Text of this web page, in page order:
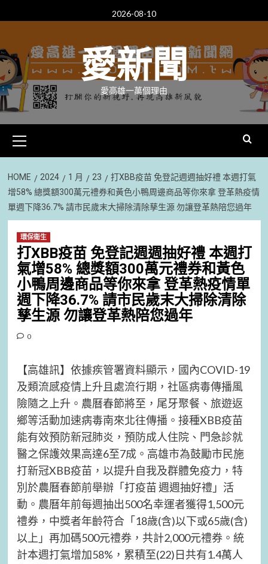
to
2026-08-10
愛新聞
愛高雄一萬個理由
Menu
HOME 2024 1 月 23
打XBB疫苗 免登記週週抽好禮 本週打氣
增58% 總獎額300萬元禮券和黃色小鴨周邊商品等你來拿 登革熱疫情
單週下降36.7% 請市民歲末大掃除清除孳生源 勿讓登革熱陪您過年
環保衛生
打XBB疫苗 免登記週週抽好禮 本週打
氣增58% 總獎額300萬元禮券和黃色
小鴨周邊商品等你來拿 登革熱疫情單
週下降36.7% 請市民歲末大掃除清除
孳生源 勿讓登革熱陪您過年
0
【高雄訊】依據疾管署資料顯示，國內COVID-19
及類流感疫情上升且處流行期，社區病毒傳播風
險隨之上升。農曆春節將至，尾牙聚餐、旅遊返
鄉等活動加速病毒南來北往傳播。接種XBB疫苗
能有效預防新冠肺炎，預防成人住院、門急診就
醫之保護效果高達6至7成。高雄市為鼓勵市民施
打新冠XBB疫苗，以提升自我及群體免疫力，特
別於農曆春節前舉辦「打疫苗 週週抽好禮」活
動。農曆年前每週抽出500名幸運者獲得1,500元
禮券，中獎者年齡符合「18歲(含)以下或65歲(含)
以上」再加碼500元禮券，共計2,000元禮券。統
計本週打氣增加58%，累積至(22)日共有1.4萬人